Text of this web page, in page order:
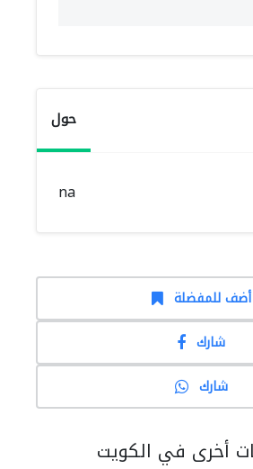
حول
na
أضف للمفضلة
شارك
شارك
أخرى في الكويت